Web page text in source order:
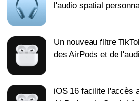
l'audio spatial
Un nouveau filtre
des AirPods et de
iOS 16 facilite l'accès